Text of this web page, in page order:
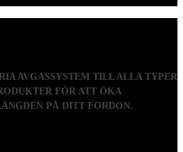
AVGASSYSTEM TILL ALLA TYPER
FÖR ATT ÖKA
PÅ DITT FORDON.